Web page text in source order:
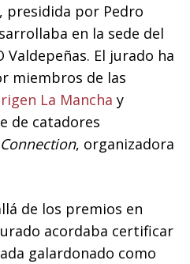
presidida por Pedro
en la sede del
Valdepeñas. El jurado ha
miembros de las
La Mancha y
de catadores
, organizadora
de los premios en
acordaba certificar
galardonado como